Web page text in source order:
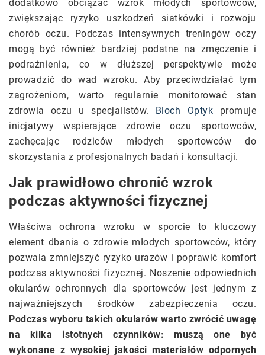
dodatkowo obciążać wzrok młodych sportowców,
zwiększając ryzyko uszkodzeń siatkówki i rozwoju
chorób oczu. Podczas intensywnych treningów oczy
mogą być również bardziej podatne na zmęczenie i
podrażnienia, co w dłuższej perspektywie może
prowadzić do wad wzroku. Aby przeciwdziałać tym
zagrożeniom, warto regularnie monitorować stan
zdrowia oczu u specjalistów.
Bloch Optyk promuje
inicjatywy wspierające zdrowie oczu sportowców,
zachęcając rodziców młodych sportowców do
skorzystania z profesjonalnych badań i konsultacji.
Jak prawidłowo chronić wzrok
podczas aktywności fizycznej
Właściwa ochrona wzroku w sporcie to kluczowy
element dbania o zdrowie młodych sportowców, który
pozwala zmniejszyć ryzyko urazów i poprawić komfort
podczas aktywności fizycznej. Noszenie odpowiednich
okularów ochronnych dla sportowców jest jednym z
najważniejszych środków zabezpieczenia oczu.
Podczas wyboru takich okularów warto zwrócić uwagę
na kilka istotnych czynników: muszą one być
wykonane z wysokiej jakości materiałów odpornych